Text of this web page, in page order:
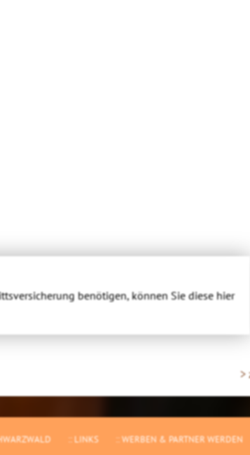
benötigen, können Sie diese hier
>
LINKS WERBEN & PARTNER WERDEN